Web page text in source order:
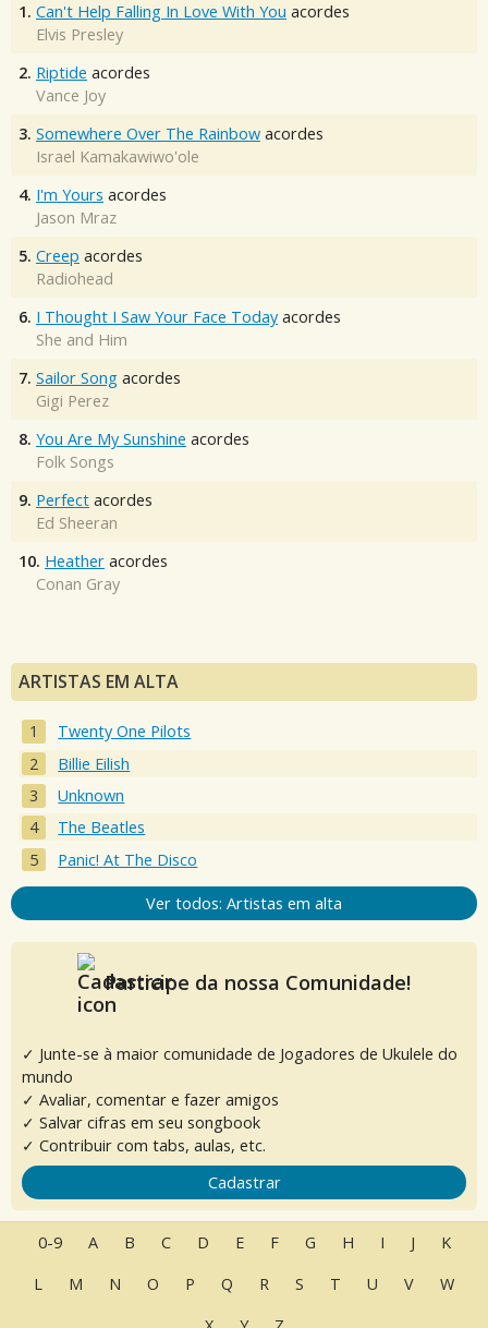
1. Can't Help Falling In Love With You acordes
Elvis Presley
2. Riptide acordes
Vance Joy
3. Somewhere Over The Rainbow acordes
Israel Kamakawiwo'ole
4. I'm Yours acordes
Jason Mraz
5. Creep acordes
Radiohead
6. I Thought I Saw Your Face Today acordes
She and Him
7. Sailor Song acordes
Gigi Perez
8. You Are My Sunshine acordes
Folk Songs
9. Perfect acordes
Ed Sheeran
10. Heather acordes
Conan Gray
ARTISTAS EM ALTA
Twenty One Pilots
Billie Eilish
Unknown
The Beatles
Panic! At The Disco
Ver todos: Artistas em alta
Participe da nossa Comunidade!
✓ Junte-se à maior comunidade de Jogadores de Ukulele do
mundo
✓ Avaliar, comentar e fazer amigos
✓ Salvar cifras em seu songbook
✓ Contribuir com tabs, aulas, etc.
Cadastrar
0-9 A B C D E F G H I J
K
L
M N O P Q R S T U V
W